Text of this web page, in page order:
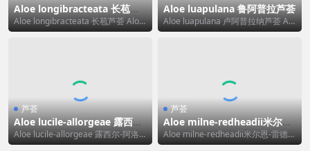
Aloe longibracteata 长苞芦
荟
Aloe longibracteata 长苞芦荟 Aloe
longibract...
Aloe luapulana 鲁阿普拉芦荟
Aloe luapulana 卢阿普拉纳芦荟 Alo
e luapulana 可译...
芦荟
Aloe lucile-allorgeae 露西尔-
阿洛热芦荟
Aloe lucile-allorgeae 露西尔-阿洛
热芦荟 Aloe luc...
芦荟
Aloe milne-redheadii米尔恩-
雷德黑德芦荟/米氏芦荟
Aloe milne-redheadii米尔恩-雷德黑
德芦荟/米氏芦荟 Aloe...